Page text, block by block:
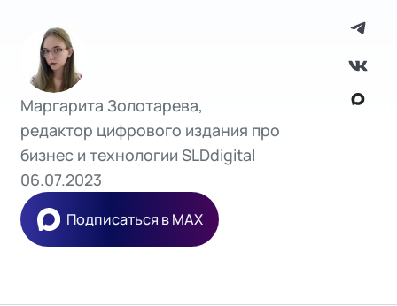
Маргарита Золотарева,
редактор цифрового издания про
бизнес и технологии SLDdigital
06.07.2023
Подписаться в MAX